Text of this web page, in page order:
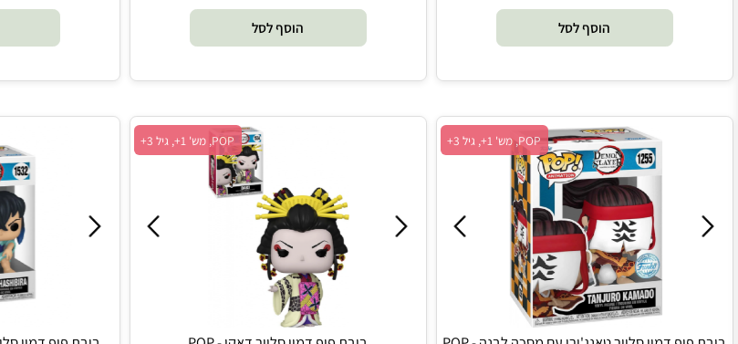
₪49.90
הוסף לסל
₪49.90
הוסף לסל
POP, מש' 1+, גיל 3+ POP, מש' 1+, גיל 3+